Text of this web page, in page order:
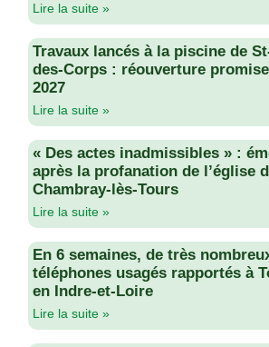
Lire la suite »
Travaux lancés à la piscine de
des-Corps : réouverture
2027
Lire la suite »
« Des actes inadmissibles » :
après la profanation de l’église
Chambray-lès-Tours
Lire la suite »
En 6 semaines, de très
téléphones usagés rapportés à
en Indre-et-Loire
Lire la suite »